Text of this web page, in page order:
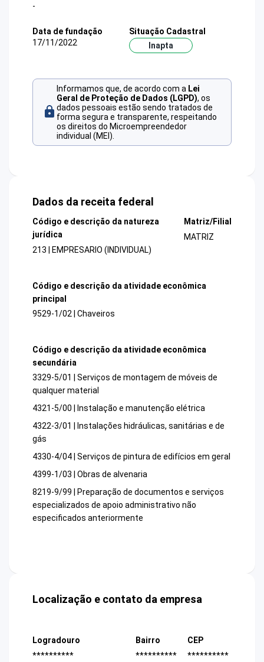
-
Data de fundação
17/11/2022
Situação Cadastral
Inapta
Informamos que, de acordo com a Lei
Geral de Proteção de Dados (LGPD), os
dados pessoais estão sendo tratados de
forma segura e transparente, respeitando
os direitos do Microempreendedor
individual (MEI).
Dados da receita federal
Código e descrição da natureza
jurídica
213 | EMPRESARIO (INDIVIDUAL)
Matriz/Filial
MATRIZ
Código e descrição da atividade econômica
principal
9529-1/02 | Chaveiros
Código e descrição da atividade econômica
secundária
3329-5/01 | Serviços de montagem de móveis de
qualquer material
4321-5/00 | Instalação e manutenção elétrica
4322-3/01 | Instalações hidráulicas, sanitárias e de
gás
4330-4/04 | Serviços de pintura de edifícios em geral
4399-1/03 | Obras de alvenaria
8219-9/99 | Preparação de documentos e serviços
especializados de apoio administrativo não
especificados anteriormente
Localização e contato da empresa
Logradouro
**********
Bairro
**********
CEP
**********